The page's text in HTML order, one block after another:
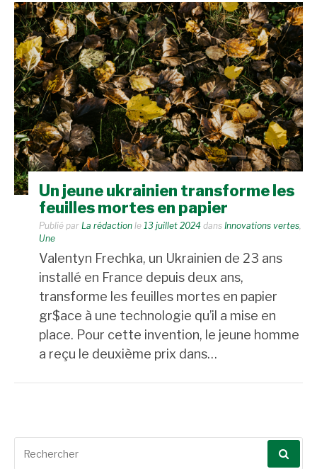
Un jeune ukrainien transforme les
feuilles mortes en papier
Publié par La rédaction le 13 juillet 2024 dans Innovations vertes,
Une
Valentyn Frechka, un Ukrainien de 23 ans
installé en France depuis deux ans,
transforme les feuilles mortes en papier
gr$ace à une technologie qu’il a mise en
place. Pour cette invention, le jeune homme
a reçu le deuxième prix dans…